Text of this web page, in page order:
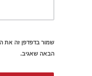
שמור בדפדפן זה את
הבאה שאגיב.